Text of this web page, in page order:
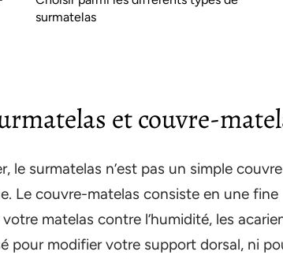
surmatelas
et couvre-
le surmatelas n’est pas un simple
Le couvre-matelas consiste en une fine
matelas contre l’humidité, les
pour modifier votre support dorsal, ni